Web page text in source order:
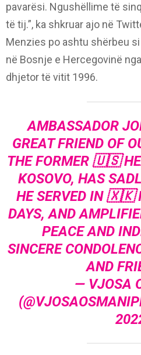
pavarësi. Ngushëllime të
të tij.”, ka shkruar ajo në
Menzies po ashtu shërbeu
në Bosnje e Hercegovinë
dhjetor të vitit 1996.
AMBASSADOR
GREAT FRIEND OF
THE FORMER 🇺🇸
KOSOVO, HAS
HE SERVED IN 🇽🇰
DAYS, AND
PEACE AND
SINCERE
AND
— VJOSA